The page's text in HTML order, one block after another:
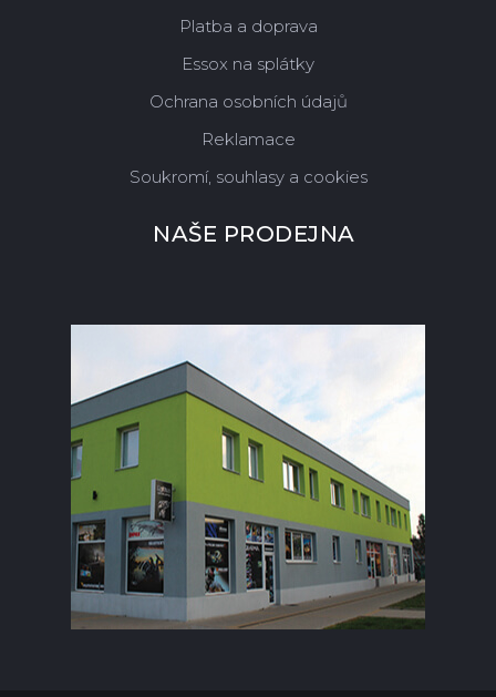
Platba a doprava
Essox na splátky
Ochrana osobních údajů
Reklamace
Soukromí, souhlasy a cookies
NAŠE PRODEJNA